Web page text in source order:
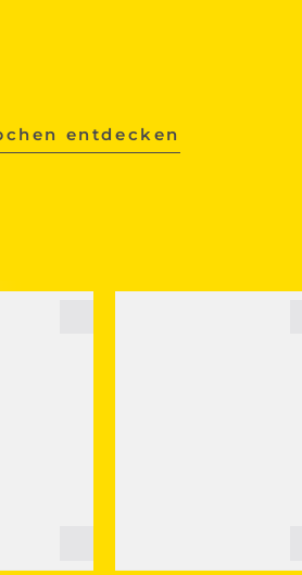
entdecken